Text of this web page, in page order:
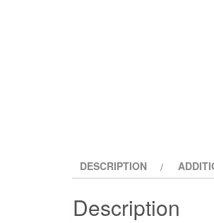
DESCRIPTION
Description